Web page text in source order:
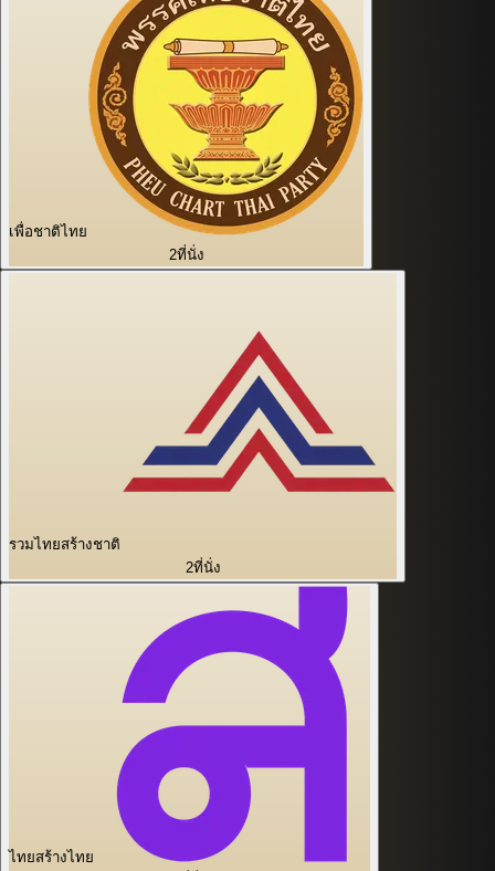
เพื่อชาติไทย
2ที่นั่ง
รวมไทยสร้างชาติ
2ที่นั่ง
ไทยสร้างไทย